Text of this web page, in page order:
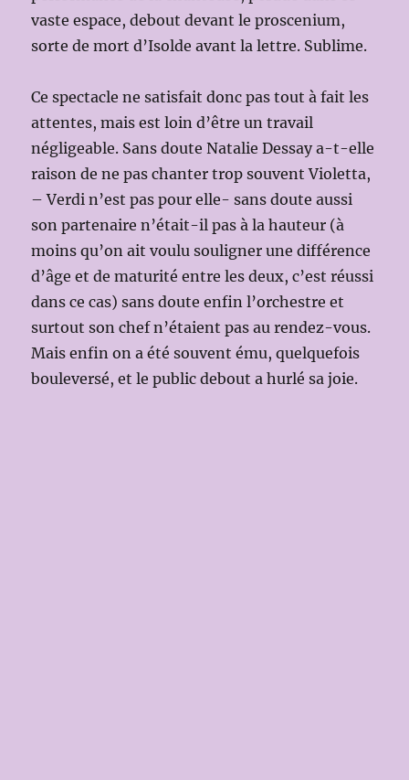
vaste espace, debout devant le proscenium,
sorte de mort d’Isolde avant la lettre. Sublime.
Ce spectacle ne satisfait donc pas tout à fait les
attentes, mais est loin d’être un travail
négligeable. Sans doute Natalie Dessay a-t-elle
raison de ne pas chanter trop souvent Violetta,
– Verdi n’est pas pour elle- sans doute aussi
son partenaire n’était-il pas à la hauteur (à
moins qu’on ait voulu souligner une différence
d’âge et de maturité entre les deux, c’est réussi
dans ce cas) sans doute enfin l’orchestre et
surtout son chef n’étaient pas au rendez-vous.
Mais enfin on a été souvent ému, quelquefois
bouleversé, et le public debout a hurlé sa joie.